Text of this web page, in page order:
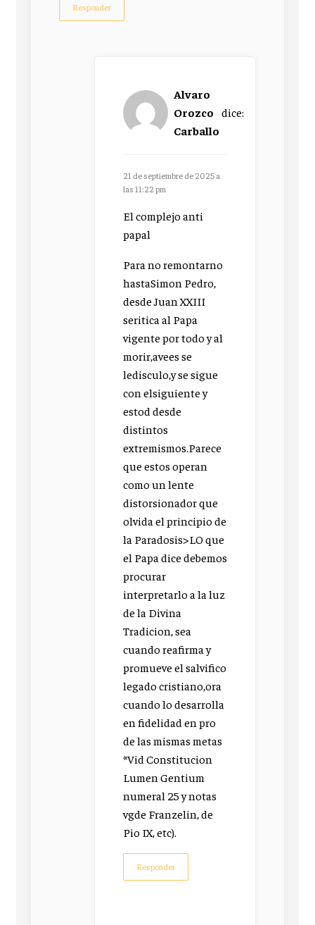
Responder
Alvaro
Orozco
Carballo
dice:
21 de septiembre de 2025 a
las 11:22 pm
El complejo anti
papal
Para no remontarno
hastaSimon Pedro,
desde Juan XXIII
seritica al Papa
vigente por todo y al
morir,avees se
ledisculo,y se sigue
con elsiguiente y
estod desde
distintos
extremismos.Parece
que estos operan
como un lente
distorsionador que
olvida el principio de
la Paradosis>LO que
el Papa dice debemos
procurar
interpretarlo a la luz
de la Divina
Tradicion, sea
cuando reafirma y
promueve el salvifico
legado cristiano,ora
cuando lo desarrolla
en fidelidad en pro
de las mismas metas
*Vid Constitucion
Lumen Gentium
numeral 25 y notas
vgde Franzelin, de
Pio IX, etc).
Responder